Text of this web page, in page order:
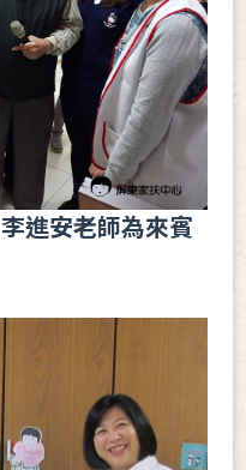
李進安老師為來賓